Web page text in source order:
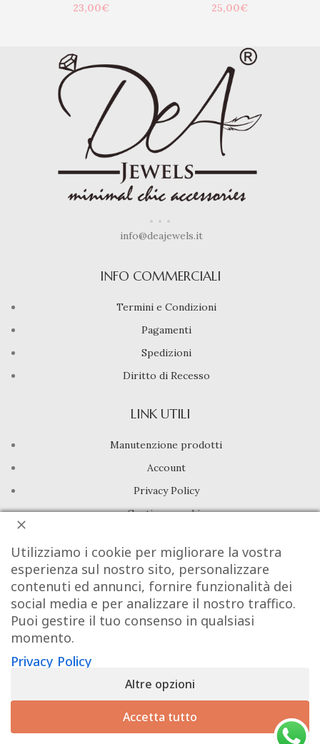
23,00€ 25,00€
info@deajewels.it
INFO COMMERCIALI
Termini e Condizioni
Pagamenti
Spedizioni
Diritto di Recesso
LINK UTILI
Manutenzione prodotti
Account
Privacy Policy
Gestione cookie
INFO UTILI
Chi siamo
Dicono di noi
Domande frequenti
DeA Jewels® | Valeria De Alfieri - P.Iva 08605781213
Powered By Next Step
consegna del prodotto.
×
Utilizziamo i cookie per migliorare la vostra
esperienza sul nostro sito, personalizzare
contenuti ed annunci, fornire funzionalità dei
social media e per analizzare il nostro traffico.
Puoi gestire il tuo consenso in qualsiasi
momento.
Privacy Policy
Altre opzioni
Accetta tutto